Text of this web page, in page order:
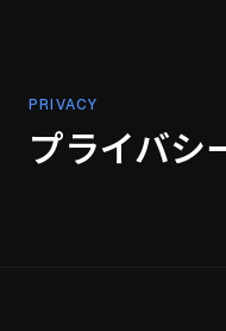
PRIVACY
プライバシ